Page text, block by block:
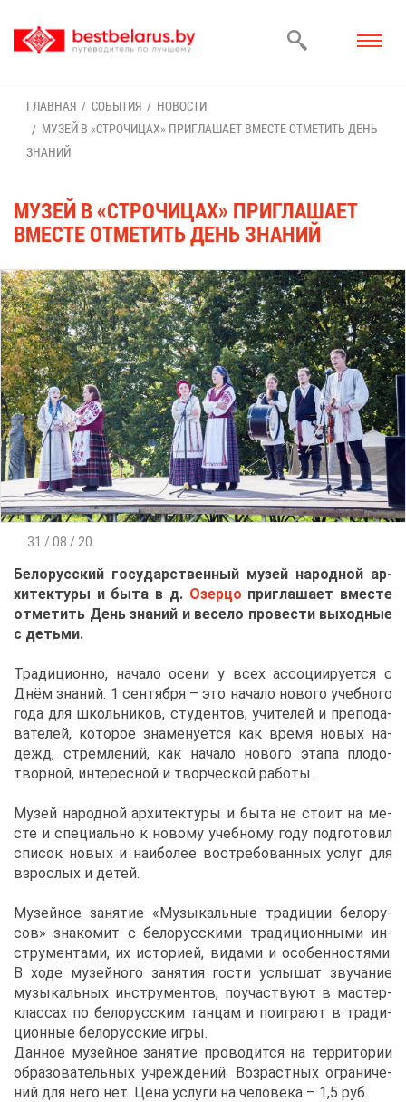
ГЛАВ­НАЯ СО­БЫ­ТИЯ
НО­ВО­СТИ
МУ­ЗЕЙ В «СТРО­ЧИ­ЦАХ» ПРИ­ГЛА­ША­ЕТ ВМЕ­СТЕ ОТ­МЕ­ТИТЬ ДЕНЬ
ЗНА­НИЙ
МУ­ЗЕЙ В «СТРО­ЧИ­ЦАХ» ПРИ­ГЛА­ША­ЕТ
ВМЕ­СТЕ ОТ­МЕ­ТИТЬ ДЕНЬ ЗНА­НИЙ
31 / 08 / 20
Бе­ло­рус­ский го­су­дар­ствен­ный му­зей на­род­ной ар­
хи­тек­ту­ры и бы­та в д. Озер­цо при­гла­ша­ет вме­сте
от­ме­тить День зна­ний и ве­се­ло про­ве­сти вы­ход­ные
с детьми.
Тра­ди­ци­он­но, на­ча­ло осе­ни у всех ас­со­ци­и­ру­ет­ся с
Днём зна­ний. 1 сен­тяб­ря – это на­ча­ло но­во­го учеб­но­го
го­да для школь­ни­ков, сту­ден­тов, учи­те­лей и пре­по­да­
ва­те­лей, ко­то­рое зна­ме­ну­ет­ся как вре­мя но­вых на­
дежд, стрем­ле­ний, как на­ча­ло но­во­го эта­па пло­до­
твор­ной, ин­те­рес­ной и твор­че­ской ра­бо­ты.
Му­зей на­род­ной ар­хи­тек­ту­ры и бы­та не сто­ит на ме­
сте и спе­ци­аль­но к но­во­му учеб­но­му го­ду под­го­то­вил
спи­сок но­вых и наи­бо­лее вос­тре­бо­ван­ных услуг для
взрос­лых и де­тей.
Му­зей­ное за­ня­тие «Му­зы­каль­ные тра­ди­ции бе­ло­ру­
сов» зна­ко­мит с бе­ло­рус­ски­ми тра­ди­ци­он­ны­ми ин­
стру­мен­та­ми, их ис­то­ри­ей, ви­да­ми и осо­бен­но­стя­ми.
В хо­де му­зей­но­го за­ня­тия го­сти услы­шат зву­ча­ние
му­зы­каль­ных ин­стру­мен­тов, по­участ­ву­ют в ма­стер-
клас­сах по бе­ло­рус­ским тан­цам и по­иг­ра­ют в тра­ди­
ци­он­ные бе­ло­рус­ские иг­ры.
Дан­ное му­зей­ное за­ня­тие про­во­дит­ся на тер­ри­то­рии
об­ра­зо­ва­тель­ных учре­жде­ний. Воз­раст­ных огра­ни­че­
ний для него нет. Це­на услу­ги на че­ло­ве­ка – 1,5 руб.